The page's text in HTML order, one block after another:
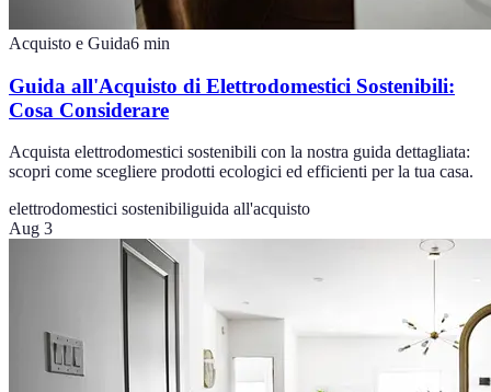
Acquisto e Guida6 min
Guida all'Acquisto di Elettrodomestici Sostenibili:
Cosa Considerare
Acquista elettrodomestici sostenibili con la nostra guida dettagliata:
scopri come scegliere prodotti ecologici ed efficienti per la tua casa.
elettrodomestici sostenibiliguida all'acquisto
Aug 3